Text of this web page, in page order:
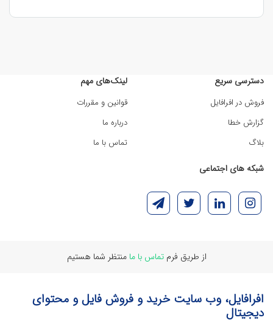
دسترسی سریع
فروش در افرافایل
گزارش خطا
بلاگ
لینک‌های مهم
قوانین و مقررات
درباره ما
تماس با ما
شبکه های اجتماعی
از طریق فرمتماس با ما منتظر شما هستیم
افرافایل، وب سایت خرید و فروش فایل و محتوای
دیجیتال